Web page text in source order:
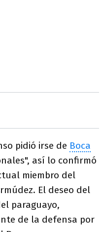
pidió irse de Boca
así lo confirmó
miembro del
El deseo del
paraguayo,
de la defensa por